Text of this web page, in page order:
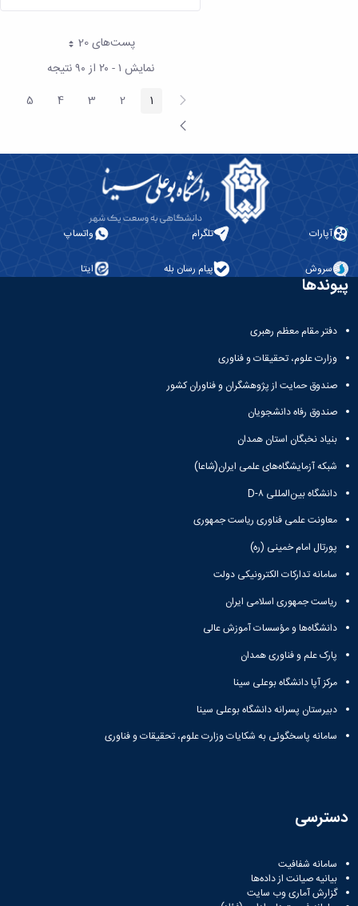
پست‌‌های 20هر صفحه
نمایش ۱ - ۲۰ از ۹۰ نتیجه
پیغام
قبلی صفحه1 صفحه2 صفحه3 صفحه4 صفحه5
صفحه
بعد
آپارات تلگرام واتساپ
سروش پیام رسان بله ایتا
پیوندها
دفتر مقام معظم رهبری
وزارت علوم، تحقیقات و فناوری
صندوق حمایت از پژوهشگران و فناوران کشور
صندوق رفاه دانشجویان
بنیاد نخبگان استان همدان
شبکه آزمایشگاه‌های علمی ایران(شاعا)
دانشگاه بین‌المللی D-۸
معاونت علمی فناوری ریاست جمهوری
پورتال امام خمینی (ره)
سامانه تدارکات الکترونیکی دولت
ریاست جمهوری اسلامی ایران
دانشگاه‌ها و مؤسسات آموزش عالی
پارک علم و فناوری همدان
مرکز آپا دانشگاه بوعلی سینا
دبیرستان پسرانه دانشگاه بوعلی سینا
سامانه پاسخگوئی به شکایات وزارت علوم، تحقیقات و فناوری
دسترسی
سامانه شفافیت
بیانیه صیانت از داده‌ها
گزارش آماری وب‌ سایت